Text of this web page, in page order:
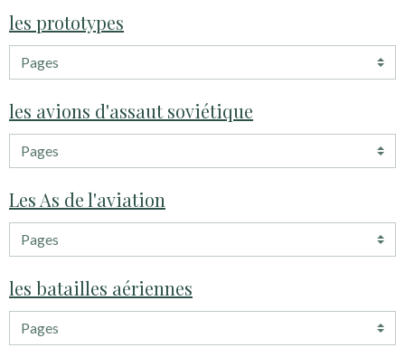
les prototypes
les avions d'assaut soviétique
Les As de l'aviation
les batailles aériennes